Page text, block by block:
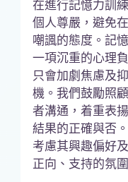
在進行記憶力訓
個人尊嚴，避免
嘲諷的態度。記
一項沉重的心理
只會加劇焦慮及
機。我們鼓勵照
者溝通，着重表
結果的正確與否
考慮其興趣偏好
正向、支持的氛圍